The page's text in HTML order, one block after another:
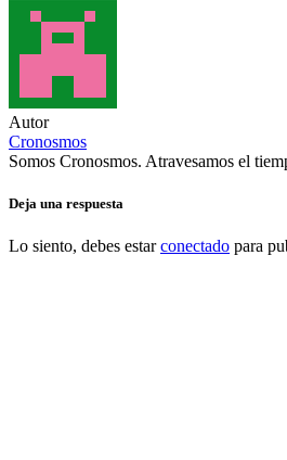
Autor
Cronosmos
Somos Cronosmos. Atravesamos el
Deja una respuesta
Lo siento, debes estarconectado para